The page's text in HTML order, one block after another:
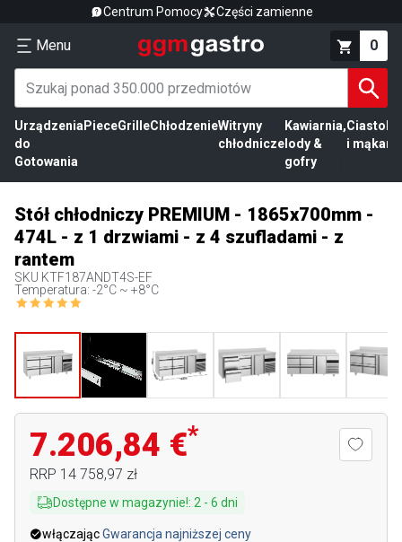
Centrum Pomocy Części zamienne
Menu 0
Urządzenia
do
Gotowania
PieceGrilleChłodzenieWitryny
chłodnicze
Kawiarnia,
lody &
gofry
Ciasto
i mąka
Stół chłodniczy PREMIUM - 1865x700mm -
474L - z 1 drzwiami - z 4 szufladami - z
rantem
SKU KTF187ANDT4S-EF
Temperatura: -2°C ~ +8°C
7.206,84 €*
RRP 14 758,97 zł
Dostępne w magazynie!: 2 - 6 dni
włączającGwarancja najniższej ceny